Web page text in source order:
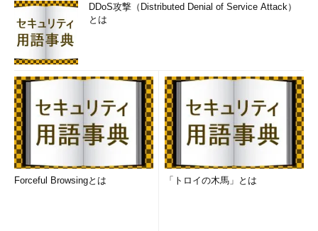
DDoS攻撃（Distributed Denial of Service Attack）
とは
Forceful Browsingとは 「トロイの木馬」とは